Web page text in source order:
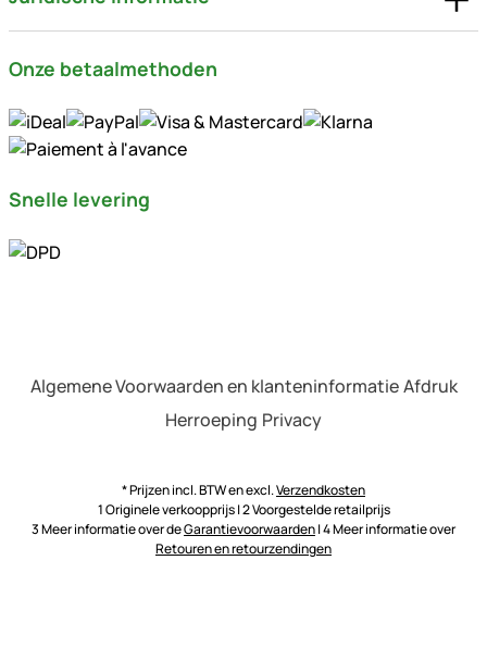
Onze betaalmethoden
Snelle levering
Algemene Voorwaarden en klanteninformatie Afdruk
Herroeping Privacy
* Prijzen incl. BTW en excl.Verzendkosten
1 Originele verkoopprijs | 2 Voorgestelde retailprijs
3 Meer informatie over deGarantievoorwaarden| 4 Meer informatie over
Retouren en retourzendingen